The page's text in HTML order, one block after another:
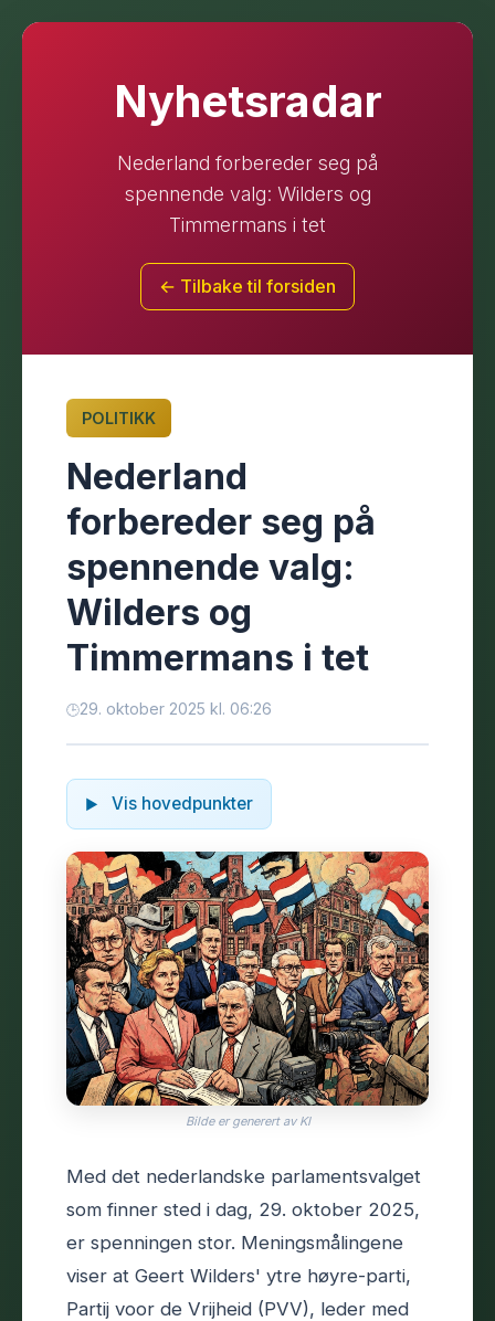
Nyhetsradar
Nederland forbereder seg på
spennende valg: Wilders og
Timmermans i tet
← Tilbake til forsiden
POLITIKK
Nederland
forbereder seg på
spennende valg:
Wilders og
Timmermans i tet
29. oktober 2025 kl. 06:26
Vis hovedpunkter
Bilde er generert av KI
Med det nederlandske parlamentsvalget
som finner sted i dag, 29. oktober 2025,
er spenningen stor. Meningsmålingene
viser at Geert Wilders' ytre høyre-parti,
Partij voor de Vrijheid (PVV), leder med